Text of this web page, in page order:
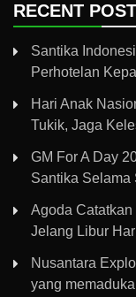
RECENT
Santika
Perhotelan
Hari Anak
Tukik, Jaga
GM For A Day
Santika Selama
Agoda
Jelang Libur
Nusantara
yang